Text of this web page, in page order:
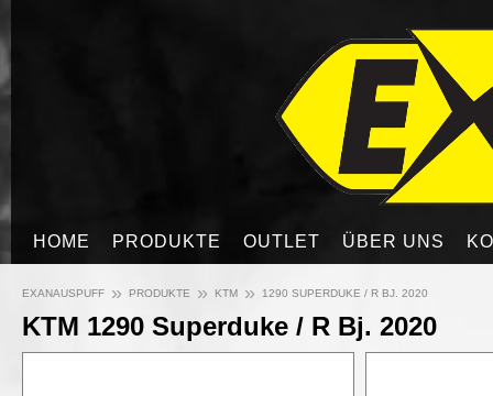
HOME PRODUKTE OUTLET ÜBER UNS
EXANAUSPUFF » PRODUKTE » KTM » 1290 SUPERDUKE / R BJ. 2020
KTM 1290 Superduke / R Bj. 2020